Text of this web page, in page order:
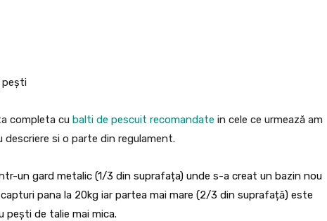
pești
completa cu balti de pescuit recomandate in cele ce urmează am
si o parte din regulament.
un gard metalic (1/3 din suprafața) unde s-a creat un bazin nou
pana la 20kg iar partea mai mare (2/3 din suprafață) este
pești de talie mai mica.